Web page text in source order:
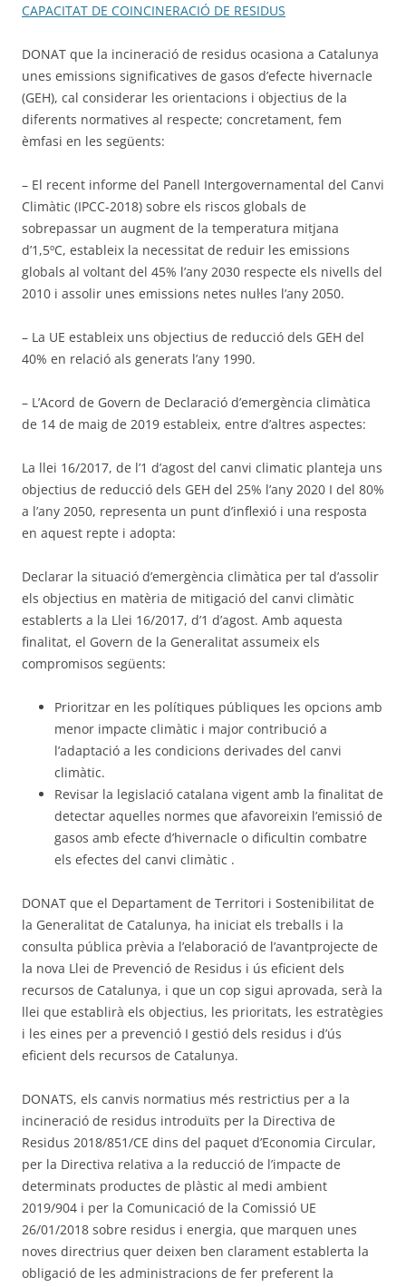
CAPACITAT DE COINCINERACIÓ DE RESIDUS
DONAT que la incineració de residus ocasiona a Catalunya
unes emissions significatives de gasos d’efecte hivernacle
(GEH), cal considerar les orientacions i objectius de la
diferents normatives al respecte; concretament, fem
èmfasi en les següents:
– El recent informe del Panell Intergovernamental del Canvi
Climàtic (IPCC-2018) sobre els riscos globals de
sobrepassar un augment de la temperatura mitjana
d’1,5ºC, estableix la necessitat de reduir les emissions
globals al voltant del 45% l’any 2030 respecte els nivells del
2010 i assolir unes emissions netes nul·les l’any 2050.
– La UE estableix uns objectius de reducció dels GEH del
40% en relació als generats l’any 1990.
– L’Acord de Govern de Declaració d’emergència climàtica
de 14 de maig de 2019 estableix, entre d’altres aspectes:
La llei 16/2017, de l’1 d’agost del canvi climatic planteja uns
objectius de reducció dels GEH del 25% l’any 2020 I del 80%
a l’any 2050, representa un punt d’inflexió i una resposta
en aquest repte i adopta:
Declarar la situació d’emergència climàtica per tal d’assolir
els objectius en matèria de mitigació del canvi climàtic
establerts a la Llei 16/2017, d’1 d’agost. Amb aquesta
finalitat, el Govern de la Generalitat assumeix els
compromisos següents:
Prioritzar en les polítiques públiques les opcions amb
menor impacte climàtic i major contribució a
l’adaptació a les condicions derivades del canvi
climàtic.
Revisar la legislació catalana vigent amb la finalitat de
detectar aquelles normes que afavoreixin l’emissió de
gasos amb efecte d’hivernacle o dificultin combatre
els efectes del canvi climàtic .
DONAT que el Departament de Territori i Sostenibilitat de
la Generalitat de Catalunya, ha iniciat els treballs i la
consulta pública prèvia a l’elaboració de l’avantprojecte de
la nova Llei de Prevenció de Residus i ús eficient dels
recursos de Catalunya, i que un cop sigui aprovada, serà la
llei que establirà els objectius, les prioritats, les estratègies
i les eines per a prevenció I gestió dels residus i d’ús
eficient dels recursos de Catalunya.
DONATS, els canvis normatius més restrictius per a la
incineració de residus introduïts per la Directiva de
Residus 2018/851/CE dins del paquet d’Economia Circular,
per la Directiva relativa a la reducció de l’impacte de
determinats productes de plàstic al medi ambient
2019/904 i per la Comunicació de la Comissió UE
26/01/2018 sobre residus i energia, que marquen unes
noves directrius quer deixen ben clarament establerta la
obligació de les administracions de fer preferent la